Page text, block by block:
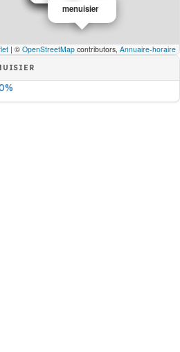
menuisier
| © OpenStreetMap contributors, Annuaire-horaire